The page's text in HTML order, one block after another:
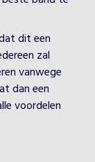
dit een
zal
vanwege
dan een
voordelen